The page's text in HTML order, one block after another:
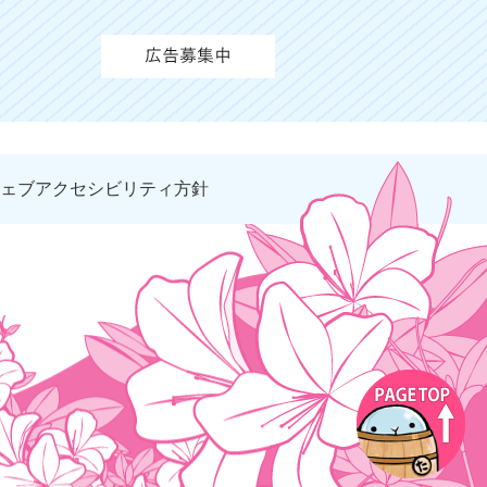
ブアクセシビリティ方針